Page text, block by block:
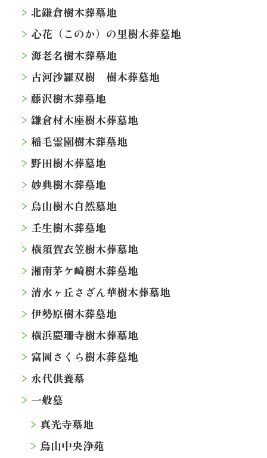
北鎌倉樹木葬墓地
心花（このか）の里樹木葬墓地
海老名樹木葬墓地
古河沙羅双樹 樹木葬墓地
藤沢樹木葬墓地
鎌倉材木座樹木葬墓地
稲毛霊園樹木葬墓地
野田樹木葬墓地
妙典樹木葬墓地
烏山樹木自然墓地
壬生樹木葬墓地
横須賀衣笠樹木葬墓地
湘南茅ケ崎樹木葬墓地
清水ヶ丘さざん華樹木葬墓地
伊勢原樹木葬墓地
横浜慶珊寺樹木葬墓地
富岡さくら樹木葬墓地
永代供養墓
一般墓
真光寺墓地
烏山中央浄苑